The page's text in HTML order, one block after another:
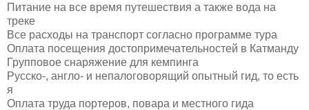
Питание на все время путешествия а также вода на
треке
Все расходы на транспорт согласно программе тура
Оплата посещения достопримечательностей в Катманду
Групповое снаряжение для кемпинга
Русско-, англо- и непалоговорящий опытный гид, то есть
я
Оплата труда портеров, повара и местного гида